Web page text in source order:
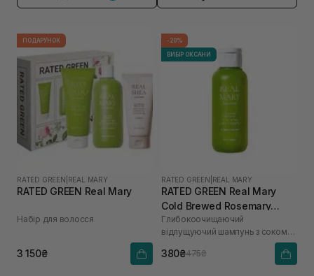
ПОДАРУНОК
RATED GREEN REAL MARY
RATED GREEN Real Mary
Набір для волосся
3 150₴
-20%
ВИБІР ОКСАНИ
RATED GREEN REAL MARY
RATED GREEN Real Mary
Cold Brewed Rosemary
Exfoliating Scalp Shampoo
100 мл
Глибокоочищаючий
відлущуючий шампунь з соком
380₴475₴